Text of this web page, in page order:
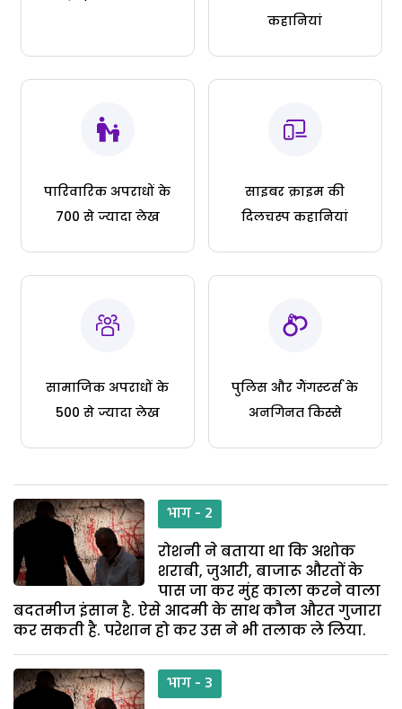
कहानियां
पारिवारिक अपराधों के
700 से ज्यादा लेख
साइबर क्राइम की
दिलचस्प कहानियां
सामाजिक अपराधों के
500 से ज्यादा लेख
पुलिस और गैंगस्टर्स के
अनगिनत किस्से
भाग - 2
रोशनी ने बताया था कि अशोक
शराबी, जुआरी, बाजारू औरतों के
पास जा कर मुंह काला करने वाला
बदतमीज इंसान है. ऐसे आदमी के साथ कौन औरत गुजारा
कर सकती है. परेशान हो कर उस ने भी तलाक ले लिया.
भाग - 3